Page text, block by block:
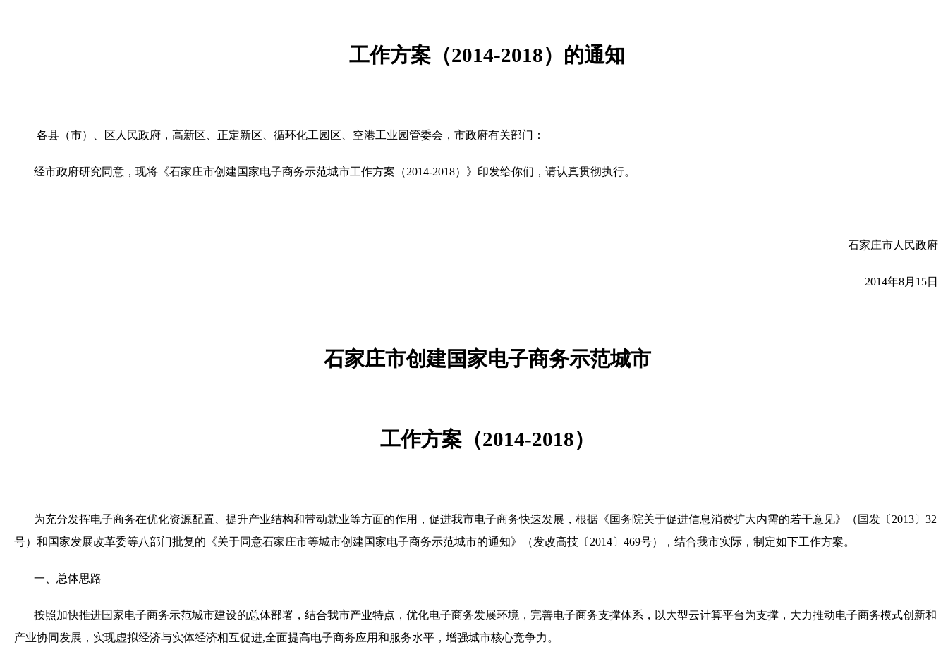
工作方案（2014-2018）的通知
各县（市）、区人民政府，高新区、正定新区、循环化工园区、空港工业园管委会，市政府有关部门：
经市政府研究同意，现将《石家庄市创建国家电子商务示范城市工作方案（2014-2018）》印发给你们，请认真贯彻执行。
石家庄市人民政府
2014年8月 15日
石家庄市创建国家电子商务示范城市
工作方案（2014-2018）
为充分发挥电子商务在优化资源配置、提升产业结构和带动就业等方面的作用，促进我市电子商务快速发展，根据《国务院关于促进信息消费扩大内需的若干意见》（国发〔 2013〕 32
号）和国家发展改革委等八部门批复的《关于同意石家庄市等城市创建国家电子商务示范城市的通知》（发改高技〔 2014〕 469号），结合我市实际，制定如下工作方案。
一、总体思路
按照加快推进国家电子商务示范城市建设的总体部署，结合我市产业特点，优化电子商务发展环境，完善电子商务支撑体系，以大型云计算平台为支撑，大力推动电子商务模式创新和
产业协同发展，实现虚拟经济与实体经济相互促进,全面提高电子商务应用和服务水平，增强城市核心竞争力。